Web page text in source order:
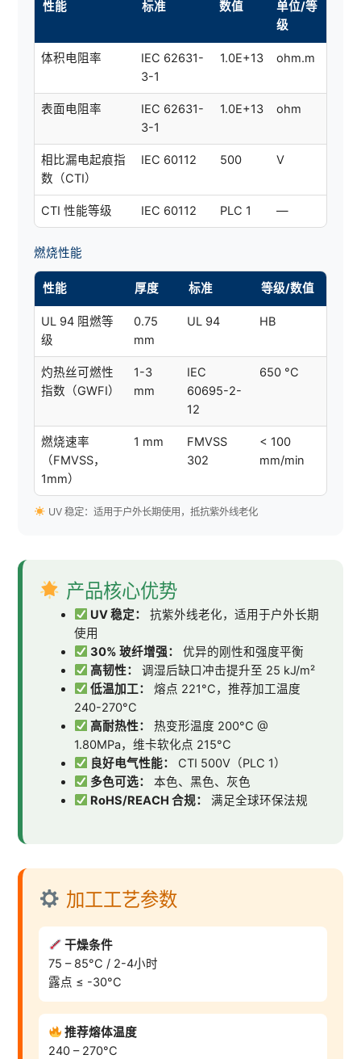
性能 标准 数值
单位/等
级
体积电阻率
IEC 62631-
3-1
1.0E+13 ohm.m
表面电阻率
IEC 62631-
3-1
1.0E+13 ohm
相比漏电起痕指
数（CTI）
IEC 60112 500 V
CTI 性能等级 IEC 60112 PLC 1 —
燃烧性能
性能 厚度 标准 等级/数值
UL 94 阻燃等
级
0.75
mm
UL 94 HB
灼热丝可燃性
指数（GWFI）
1-3
mm
IEC
60695-2-
12
650 °C
燃烧速率
（FMVSS，
1mm）
1 mm
FMVSS
302
< 100
mm/min
UV 稳定：适用于户外长期使用，抵抗紫外线老化
产品核心优势
UV 稳定：
抗紫外线老化，适用于户外长期
使用
30% 玻纤增强：
优异的刚性和强度平衡
高韧性：
调湿后缺口冲击提升至 25 kJ/m²
低温加工：
熔点 221°C，推荐加工温度
240-270°C
高耐热性：
热变形温度 200°C @
1.80MPa，维卡软化点 215°C
良好电气性能：
CTI 500V（PLC 1）
多色可选：
本色、黑色、灰色
RoHS/REACH 合规：
满足全球环保法规
加工工艺参数
干燥条件
75 – 85°C / 2-4小时
露点 ≤ -30°C
推荐熔体温度
240 – 270°C